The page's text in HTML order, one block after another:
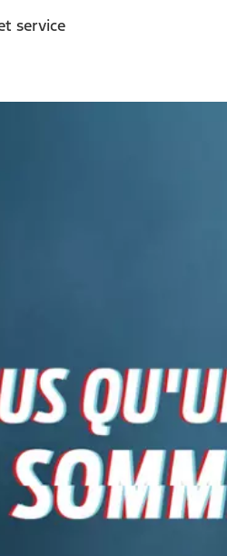
service